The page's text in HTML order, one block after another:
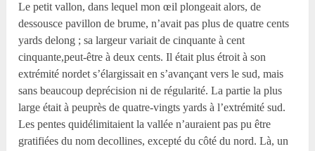
Le petit vallon, dans lequel mon œil plongeait alors, de
dessousce pavillon de brume, n’avait pas plus de quatre cents
yards delong ; sa largeur variait de cinquante à cent
cinquante,peut-être à deux cents. Il était plus étroit à son
extrémité nordet s’élargissait en s’avançant vers le sud, mais
sans beaucoup deprécision ni de régularité. La partie la plus
large était à peuprès de quatre-vingts yards à l’extrémité sud.
Les pentes quidélimitaient la vallée n’auraient pas pu être
gratifiées du nom decollines, excepté du côté du nord. Là, un